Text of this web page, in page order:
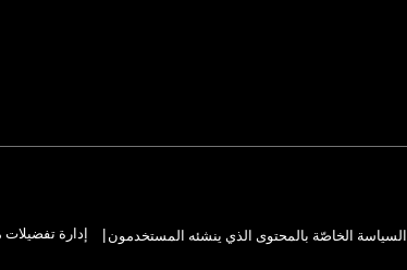
إدارة تفضيلات السياسة الخاصّة بالمحتوى الذي ينشئه المستخدمون